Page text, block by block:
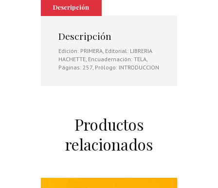
Descripción
Descripción
Edición: PRIMERA, Editorial: LIBRERIA
HACHETTE, Encuadernación: TELA,
Páginas: 257, Prólogo: INTRODUCCION
Productos
relacionados